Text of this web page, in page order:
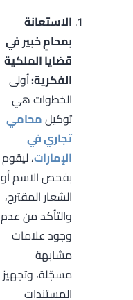
الاستعانة
بمحامٍ خبير في
قضايا الملكية
الفكرية:أولى
الخطوات هي
توكيلمحامي
تجاري في
الإمارات، ليقوم
بفحص الاسم أو
الشعار المقترح،
والتأكد من عدم
وجود علامات
مشابهة
مسجّلة، وتجهيز
المستندات